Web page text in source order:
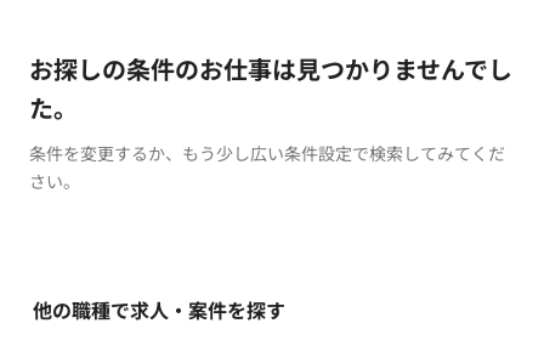
お探しの条件のお仕事は見つかりませんでし
た。
条件を変更するか、もう少し広い条件設定で検索してみてくだ
さい。
他の職種で求人・案件を探す